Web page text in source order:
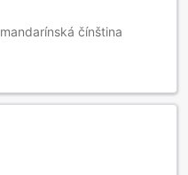
mandarínská čínština